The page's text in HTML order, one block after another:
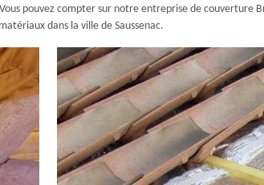
pouvez compter sur notre entreprise de couverture
dans la ville de Saussenac.